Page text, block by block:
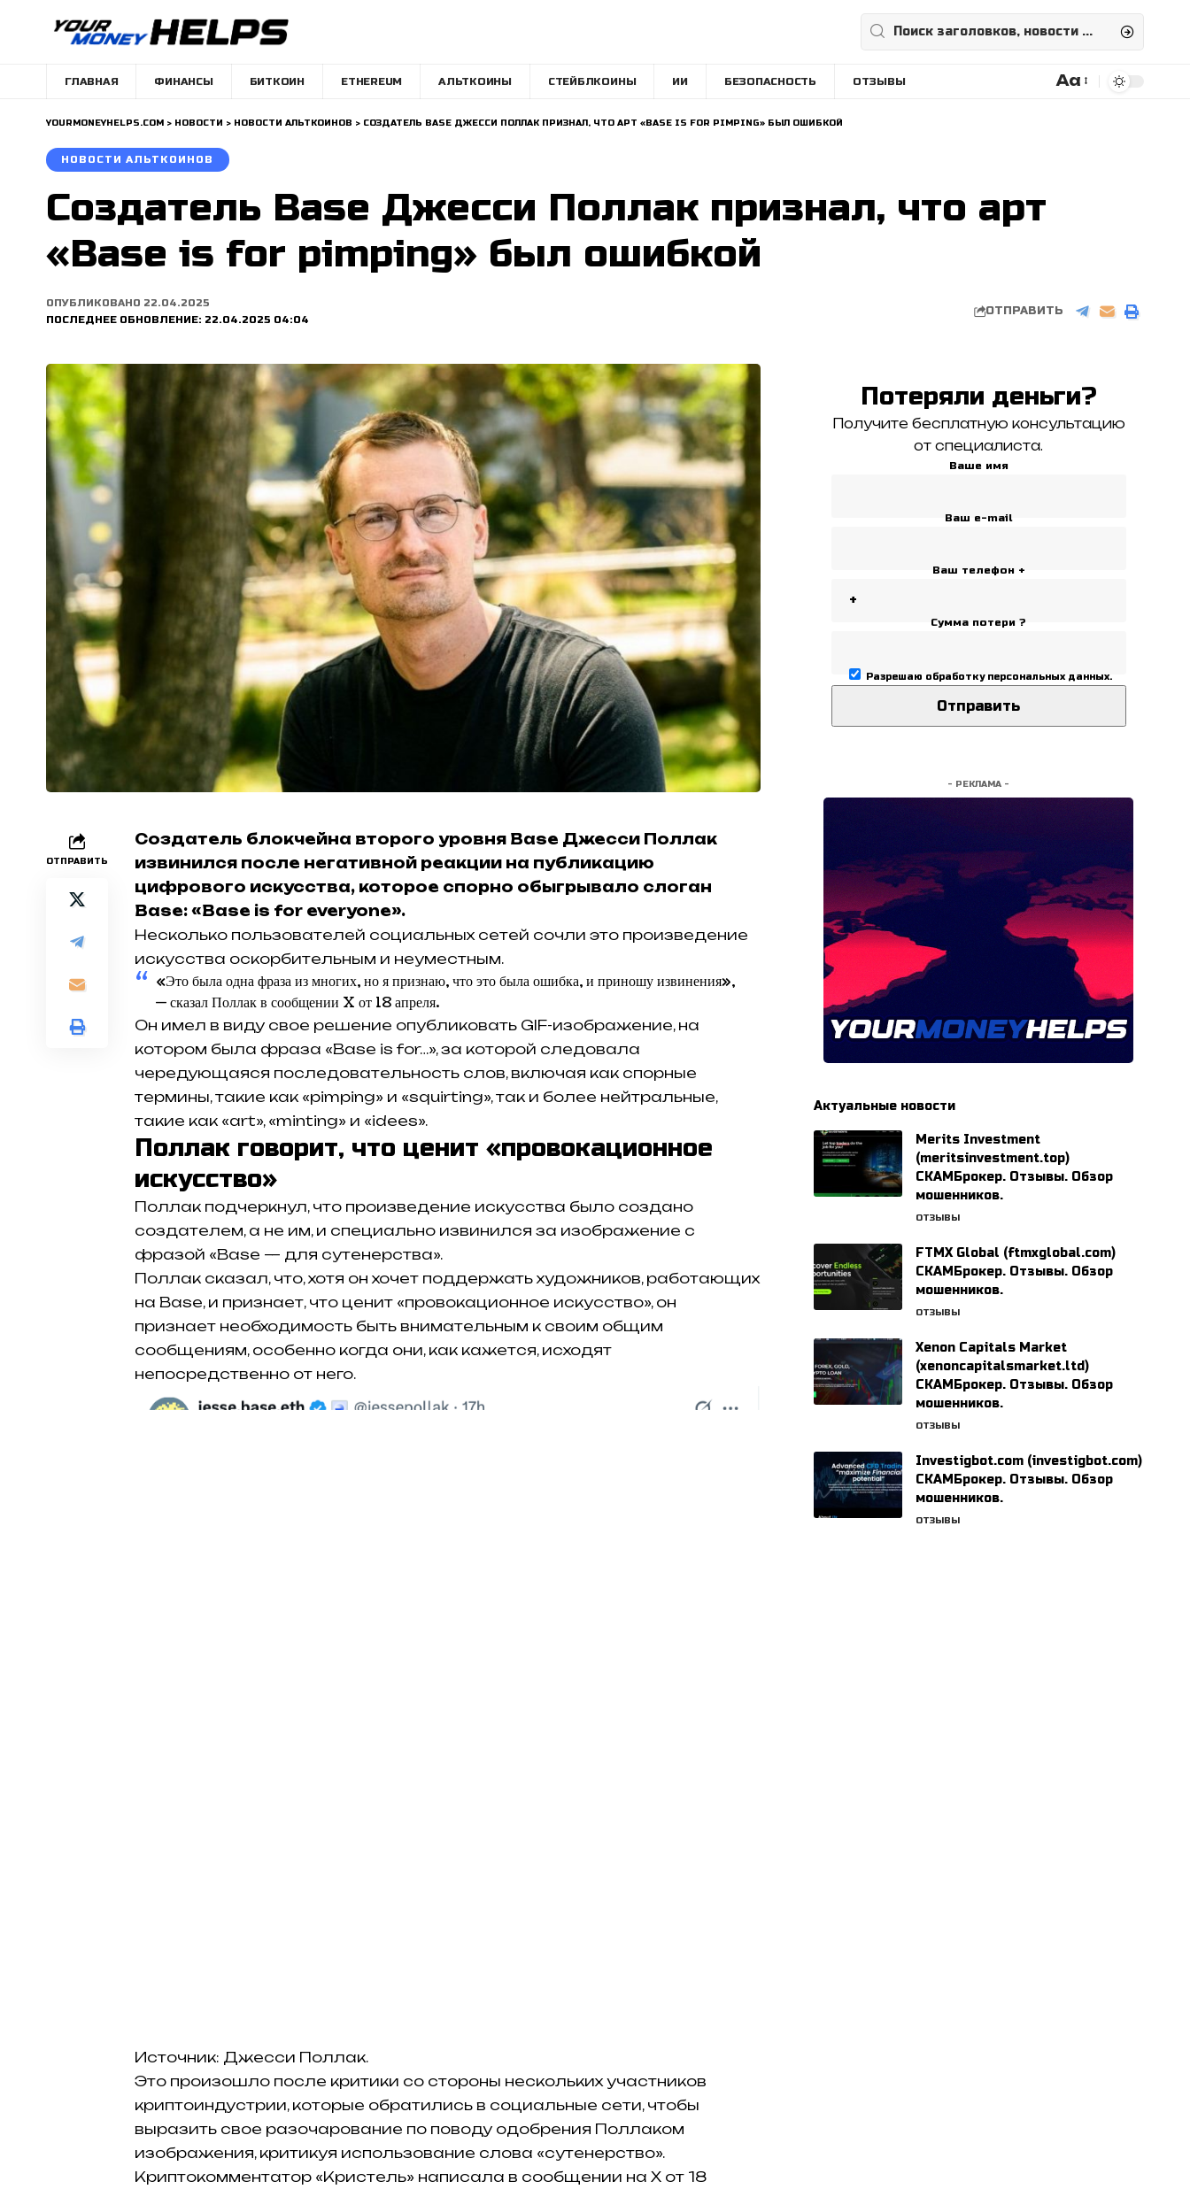
ГЛАВНАЯ ФИНАНСЫ БИТКОИН ETHEREUM АЛЬТКОИНЫ СТЕЙБЛКОИНЫ ИИ БЕЗОПАСНОСТЬ ОТЗЫВЫ
Размера
Aa
YOURMONEYHELPS.COM > НОВОСТИ > НОВОСТИ АЛЬТКОИНОВ > СОЗДАТЕЛЬ BASE ДЖЕССИ ПОЛЛАК ПРИЗНАЛ, ЧТО АРТ «BASE IS FOR PIMPING» БЫЛ ОШИБКОЙ
НОВОСТИ АЛЬТКОИНОВ
Создатель Base Джесси Поллак признал, что арт
«Base is for pimping» был ошибкой
ПОСЛЕДНЕЕ ОБНОВЛЕНИЕ: 22.04.2025 04:04
ОПУБЛИКОВАНО 22.04.2025
ОТПРАВИТЬ
ОТПРАВИТЬ
Создатель блокчейна второго уровня Base Джесси Поллак
извинился после негативной реакции на публикацию
цифрового искусства, которое спорно обыгрывало слоган
Base: «Base is for everyone».
Несколько пользователей социальных сетей сочли это произведение
искусства оскорбительным и неуместным.
«Это была одна фраза из многих, но я признаю, что это была ошибка, и приношу извинения»,
— сказал Поллак в сообщении X от 18 апреля.
Он имел в виду свое решение опубликовать GIF-изображение, на
котором была фраза «Base is for…», за которой следовала
чередующаяся последовательность слов, включая как спорные
термины, такие как «pimping» и «squirting», так и более нейтральные,
такие как «art», «minting» и «idees».
Поллак говорит, что ценит «провокационное
искусство»
Поллак подчеркнул, что произведение искусства было создано
создателем, а не им, и специально извинился за изображение с
фразой «Base — для сутенерства».
Поллак сказал, что, хотя он хочет поддержать художников, работающих
на Base, и признает, что ценит «провокационное искусство», он
признает необходимость быть внимательным к своим общим
сообщениям, особенно когда они, как кажется, исходят
непосредственно от него.
Источник: Джесси Поллак.
Это произошло после критики со стороны нескольких участников
криптоиндустрии, которые обратились в социальные сети, чтобы
выразить свое разочарование по поводу одобрения Поллаком
изображения, критикуя использование слова «сутенерство».
Криптокомментатор «Кристель» написала в сообщении на X от 18
Потеряли деньги?
Получите бесплатную консультацию
от специалиста.
Ваше имя
Ваш e-mail
Ваш телефон +
Сумма потери ?
Разрешаю обработку персональных данных.
- РЕКЛАМА -
Актуальные новости
Merits Investment
(meritsinvestment.top)
СКАМБрокер. Отзывы. Обзор
мошенников.
ОТЗЫВЫ
FTMX Global (ftmxglobal.com)
СКАМБрокер. Отзывы. Обзор
мошенников.
ОТЗЫВЫ
Xenon Capitals Market
(xenoncapitalsmarket.ltd)
СКАМБрокер. Отзывы. Обзор
мошенников.
ОТЗЫВЫ
Investigbot.com (investigbot.com)
СКАМБрокер. Отзывы. Обзор
мошенников.
ОТЗЫВЫ